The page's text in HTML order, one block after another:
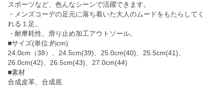
スポーツなど、色んなシーンで活躍できます。
・メンズコーデの足元に落ち着いた大人のムードをもたらしてく
れる１足。
・耐摩耗性、滑り止め加工アウトソール。
■サイズ(単位:約cm)
24.0cm（38）、24.5cm(39)、25.0cm(40)、25.5cm(41)、
26.0cm(42)、26.5cm(43)、27.0cm(44)
■素材
合成皮革、合成底